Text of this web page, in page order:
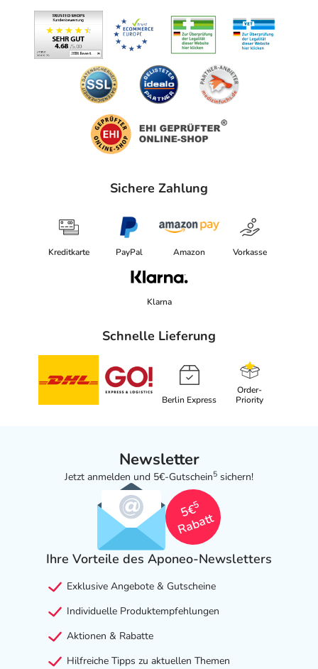
Sichere Zahlung
Kreditkarte PayPal Amazon Vorkasse
Klarna
Schnelle Lieferung
Berlin Express
Order-
Priority
Newsletter
Jetzt anmelden und 5€-Gutschein5 sichern!
5€
5
Rabatt
Ihre Vorteile des Aponeo-Newsletters
Exklusive Angebote & Gutscheine
Individuelle Produktempfehlungen
Aktionen & Rabatte
Hilfreiche Tipps zu aktuellen Themen